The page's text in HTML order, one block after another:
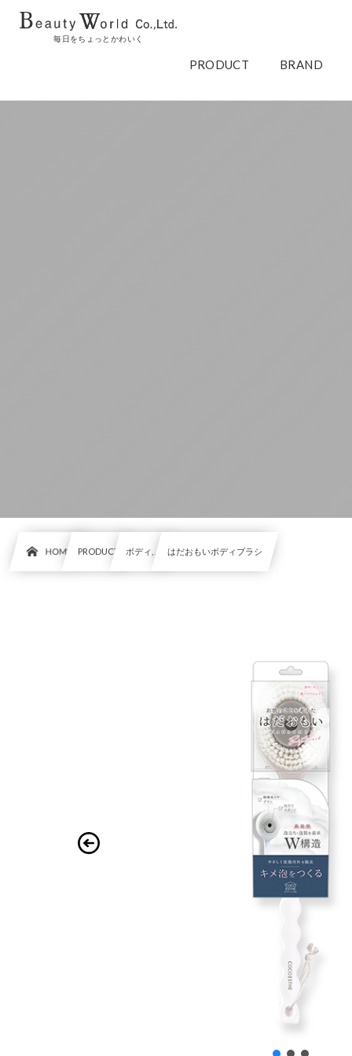
毎日をちょっとかわいく
PRODUCT BRAND
HOME PRODUCT ボディ, … はだおもいボディブラシ